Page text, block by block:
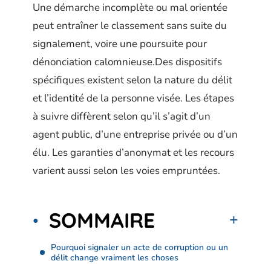
Une démarche incomplète ou mal orientée
peut entraîner le classement sans suite du
signalement, voire une poursuite pour
dénonciation calomnieuse.Des dispositifs
spécifiques existent selon la nature du délit
et l’identité de la personne visée. Les étapes
à suivre diffèrent selon qu’il s’agit d’un
agent public, d’une entreprise privée ou d’un
élu. Les garanties d’anonymat et les recours
varient aussi selon les voies empruntées.
SOMMAIRE
Pourquoi signaler un acte de corruption ou un
délit change vraiment les choses